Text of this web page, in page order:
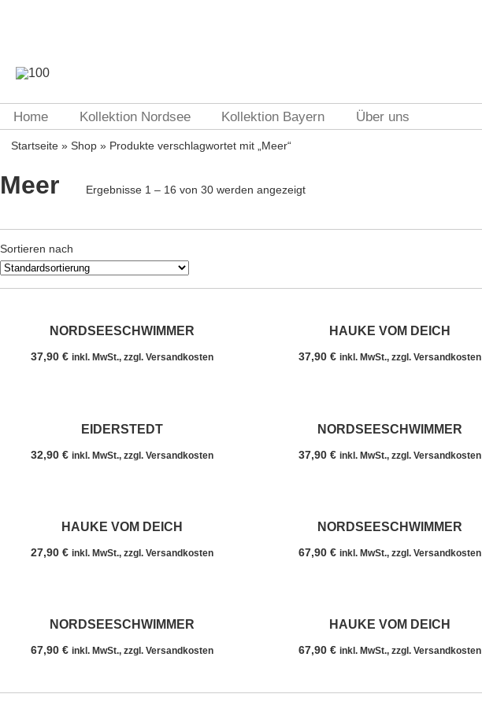
Home Kollektion Nordsee Kollektion Bayern Über uns
Startseite» Shop» Produkte verschlagwortet mit „Meer“
Meer Ergebnisse 1 – 16 von 30 werden angezeigt
Sortieren nach
NORDSEESCHWIMMER
37,90 € inkl. MwSt., zzgl. Versandkosten
HAUKE VOM DEICH
37,90 € inkl. MwSt., zzgl. Versandkosten
EIDERSTEDT
32,90 € inkl. MwSt., zzgl. Versandkosten
NORDSEESCHWIMMER
37,90 € inkl. MwSt., zzgl. Versandkosten
HAUKE VOM DEICH
27,90 € inkl. MwSt., zzgl. Versandkosten
NORDSEESCHWIMMER
67,90 € inkl. MwSt., zzgl. Versandkosten
NORDSEESCHWIMMER
67,90 € inkl. MwSt., zzgl. Versandkosten
HAUKE VOM DEICH
67,90 € inkl. MwSt., zzgl. Versandkosten